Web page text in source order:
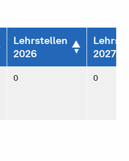
Lehrstellen
2026
2027
0 0